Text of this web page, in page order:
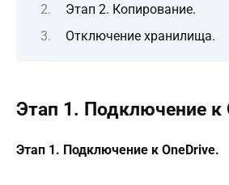
Этап 2. Копирование.
Отключение хранилища.
Этап 1. Подключение к
Этап 1. Подключение к OneDrive.